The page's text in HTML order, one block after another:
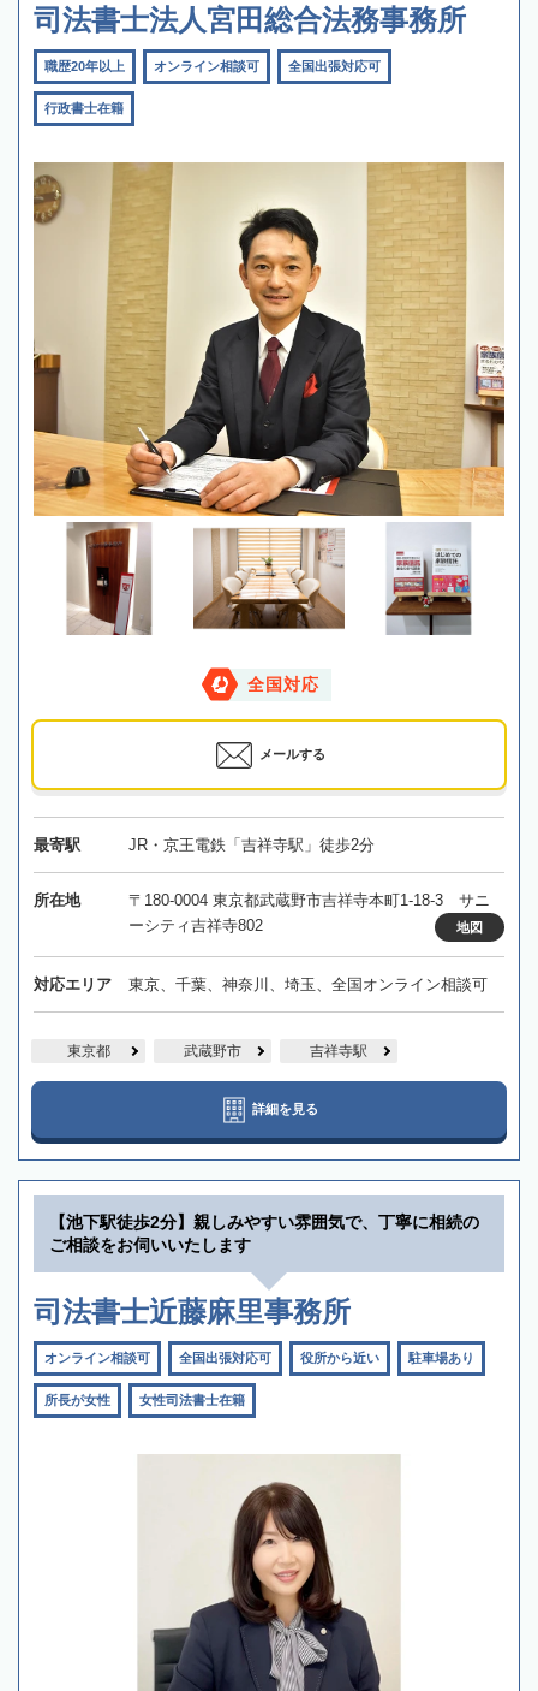
司法書士法人宮田総合法務事務所
職歴20年以上 オンライン相談可 全国出張対応可
行政書士在籍
全国対応
メールする
最寄駅 JR・京王電鉄「吉祥寺駅」徒歩2分
所在地
〒180-0004 東京都武蔵野市吉祥寺本町1-18-3 サニ
ーシティ吉祥寺802
地図
対応エリア 東京、千葉、神奈川、埼玉、全国オンライン相談可
東京都 武蔵野市 吉祥寺駅
詳細を見る
【池下駅徒歩2分】親しみやすい雰囲気で、丁寧に相続の
ご相談をお伺いいたします
司法書士近藤麻里事務所
オンライン相談可 全国出張対応可 役所から近い 駐車場あり
所長が女性 女性司法書士在籍